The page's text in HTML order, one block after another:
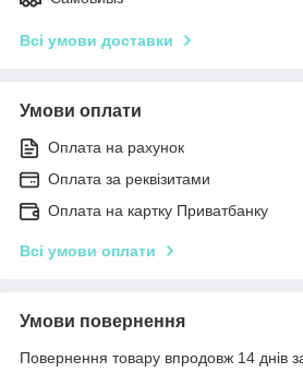
Всі умови доставки
Умови оплати
Оплата на рахунок
Оплата за реквізитами
Оплата на картку Приватбанку
Всі умови оплати
Умови повернення
Повернення товару впродовж 14 днів